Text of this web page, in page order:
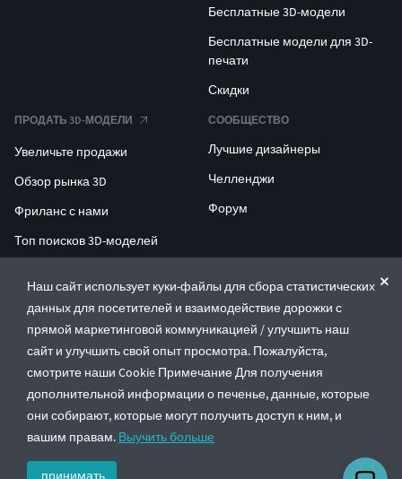
Наш сайт использует куки-файлы для сбора статистических
данных для посетителей и взаимодействие дорожки с
прямой маркетинговой коммуникацией / улучшить наш
сайт и улучшить свой опыт просмотра. Пожалуйста,
смотрите наши Cookie Примечание Для получения
дополнительной информации о печенье, данные, которые
они собирают, которые могут получить доступ к ним, и
вашим правам. Выучить больше
принимать
Бесплатные 3D-модели
Бесплатные модели для 3D-
печати
Скидки
ПРОДАТЬ 3D-МОДЕЛИ
Увеличьте продажи
Обзор рынка 3D
Фриланс с нами
Топ поисков 3D-моделей
СООБЩЕСТВО
Лучшие дизайнеры
Челленджи
Форум
ENTERPRISE 3D AT SCALE
© CGTrader 2011-2026
UAB CGTrader, Antakalnio st. 17, Vilnius, Lithuania
Правила и условияПолитика конфиденциальности
🇷🇺 Русский